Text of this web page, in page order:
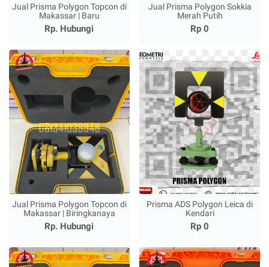
Jual Prisma Polygon Topcon di
Makassar | Baru
Rp. Hubungi
Jual Prisma Polygon Sokkia
Merah Putih
Rp 0
Jual Prisma Polygon Topcon di
Makassar | Biringkanaya
Rp. Hubungi
Prisma ADS Polygon Leica di
Kendari
Rp 0